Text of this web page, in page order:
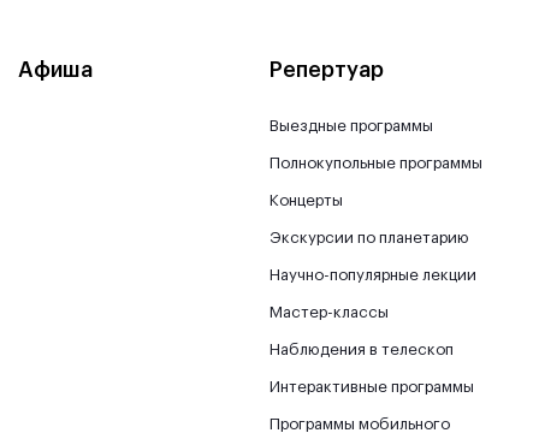
Афиша Репертуар
Выездные программы
Полнокупольные программы
Концерты
Экскурсии по планетарию
Научно-популярные лекции
Мастер-классы
Наблюдения в телескоп
Интерактивные программы
Программы мобильного